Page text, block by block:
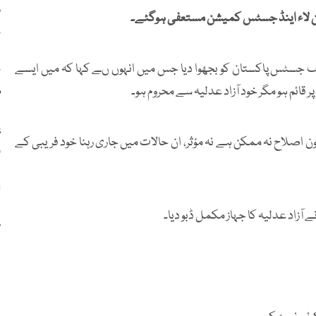
لاء اینڈ جسٹس کمیشن مستعفی ہوگئے۔
جسٹس پاکستان کو بجھوا دیا جس میں انہوں ںے کہا کہ میں ایسے
ہو مگر خود آزاد عدلیہ سے محروم ہو۔
اصلاح نہ ممکن ہے نہ مؤثر، ان حالات میں جاری رہنا خود فریبی کے